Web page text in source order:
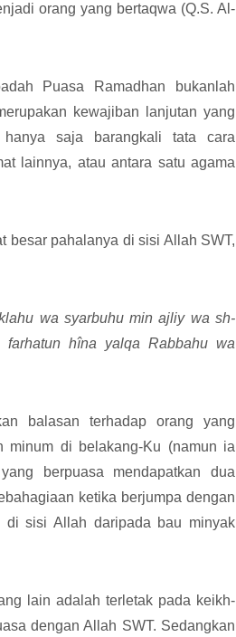
orang yang bertaqwa (Q.S. Al-
Puasa Ramadhan bukanlah
kewajiban lanjutan yang
hanya saja barangkali tata cara
lainnya, atau antara satu agama
besar pahalanya di sisi Allah SWT,
wa syarbuhu min ajliy wa sh-
hîna yalqa Rabbahu wa
balasan terhadap orang yang
minum di belakang-Ku (namun ia
berpuasa mendapatkan dua
ketika berjumpa dengan
di sisi Allah daripada bau minyak
lain adalah terletak pada keikh-
dengan Allah SWT. Sedangkan